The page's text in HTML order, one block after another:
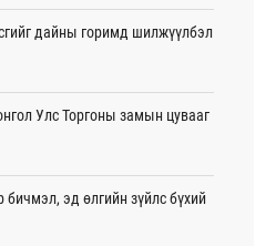
дайны горимд шилжүүлбэл
Улс Торгоны замын цувааг
эд өлгийн зүйлс бүхий